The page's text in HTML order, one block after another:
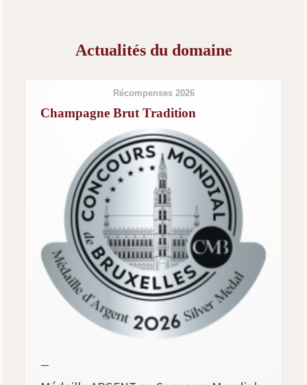
Actualités du domaine
Récompenses 2026
Champagne Brut Tradition
—